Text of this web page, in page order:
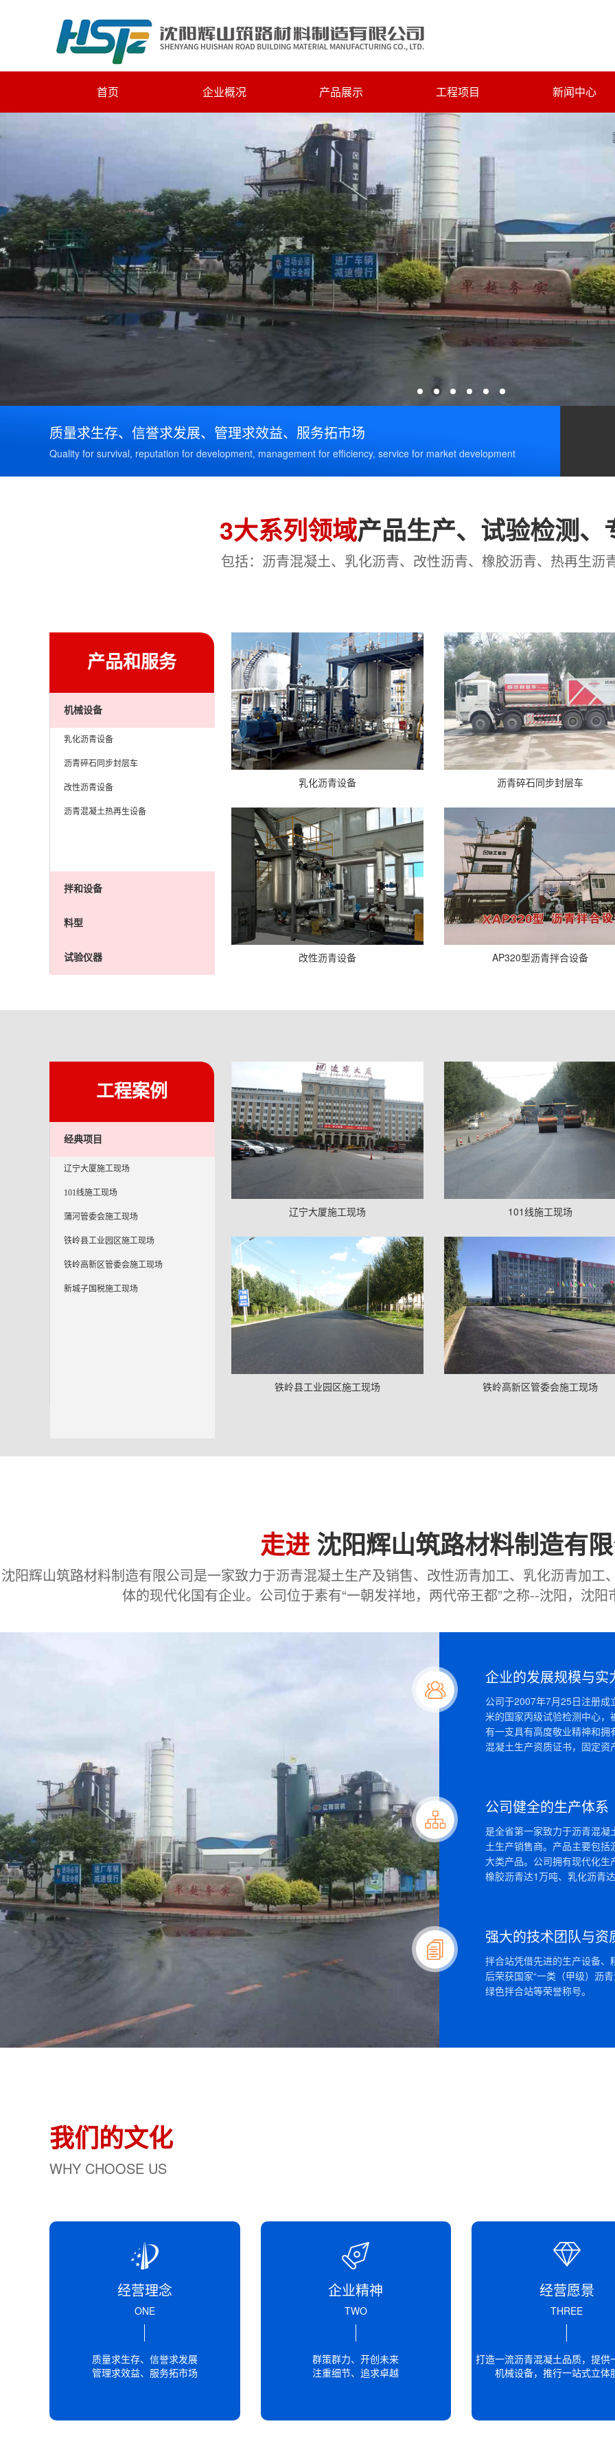
首页 企业概况 产品展示 工程项目 新闻中心
质量求生存、信誉求发展、管理求效益、服务拓市场
Quality for survival, reputation for development, management for efficiency, service for market development
3大系列领域产品生产、试验检测、
包括：沥青混凝土、乳化沥青、改性沥青、橡胶沥青、热再生沥
产品和服务
机械设备
乳化沥青设备
沥青碎石同步封层车
改性沥青设备
沥青混凝土热再生设备
拌和设备
料型
试验仪器
乳化沥青设备 沥青碎石同步封层车
改性沥青设备 AP320型沥青拌合设备
工程案例
经典项目
辽宁大厦施工现场
101线施工现场
蒲河管委会施工现场
铁岭县工业园区施工现场
铁岭高新区管委会施工现场
新城子国税施工现场
辽宁大厦施工现场 101线施工现场
铁岭县工业园区施工现场 铁岭高新区管委会施工现场
走进沈阳辉山筑路材料制造有
沈阳辉山筑路材料制造有限公司是一家致力于沥青混凝土生产及销售、改性沥青加工、乳化沥青加
体的现代化国有企业。公司位于素有“一朝发祥地，两代帝王都”之称--沈阳，沈
企业的发展规模与实
公司于2007年7月25日注册
米的国家丙级试验检测中心，
有一支具有高度敬业精神和拥
混凝土生产资质证书，固定资
公司健全的生产体系
是全省第一家致力于沥青混
土生产销售商。产品主要包
大类产品。公司拥有现代化
橡胶沥青达1万吨、乳化沥青
强大的技术团队与资
拌合站凭借先进的生产设备
后荣获国家“一类（甲级）沥
绿色拌合站等荣誉称号。
我们的文化
WHY CHOOSE US
经营理念
ONE
质量求生存、信誉求发展
管理求效益、服务拓市场
企业精神
TWO
群策群力、开创未来
注重细节、追求卓越
经营愿景
THREE
打造一流沥青混凝土品质，提供
机械设备，推行一站式立体
沈北公路工程新型特种建材项目落成仪式...
Q 马路为什么用沥青
马路为什么用沥青 沥青铺路相信大家在马路上
上来说大家想到的肯定是水泥路，然后在沥青
沥青混凝土铺设完毕后的三个压实阶段
沥青混凝土铺设完毕后的三个压实阶段 一般沥
Q
摩阻力和锁结力。矿粉细颗粒(大多小于0.075毫